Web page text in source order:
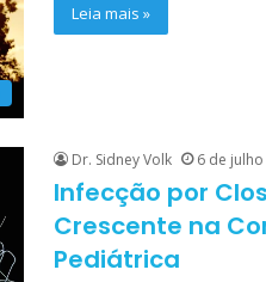
Leia mais »
Dr. Sidney Volk 6 de
Infecção por
Crescente na
Pediátrica